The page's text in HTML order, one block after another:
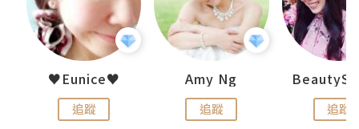
♥Eunice♥
追蹤
Amy Ng
追蹤 追蹤